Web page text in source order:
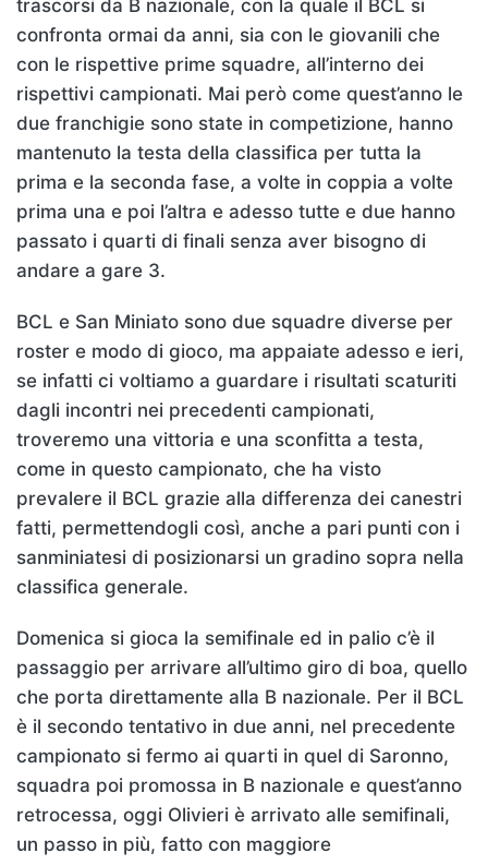
trascorsi da B nazionale, con la quale il BCL si
confronta ormai da anni, sia con le giovanili che
con le rispettive prime squadre, all’interno dei
rispettivi campionati. Mai però come quest’anno le
due franchigie sono state in competizione, hanno
mantenuto la testa della classifica per tutta la
prima e la seconda fase, a volte in coppia a volte
prima una e poi l’altra e adesso tutte e due hanno
passato i quarti di finali senza aver bisogno di
andare a gare 3.
BCL e San Miniato sono due squadre diverse per
roster e modo di gioco, ma appaiate adesso e ieri,
se infatti ci voltiamo a guardare i risultati scaturiti
dagli incontri nei precedenti campionati,
troveremo una vittoria e una sconfitta a testa,
come in questo campionato, che ha visto
prevalere il BCL grazie alla differenza dei canestri
fatti, permettendogli così, anche a pari punti con i
sanminiatesi di posizionarsi un gradino sopra nella
classifica generale.
Domenica si gioca la semifinale ed in palio c’è il
passaggio per arrivare all’ultimo giro di boa, quello
che porta direttamente alla B nazionale. Per il BCL
è il secondo tentativo in due anni, nel precedente
campionato si fermo ai quarti in quel di Saronno,
squadra poi promossa in B nazionale e quest’anno
retrocessa, oggi Olivieri è arrivato alle semifinali,
un passo in più, fatto con maggiore